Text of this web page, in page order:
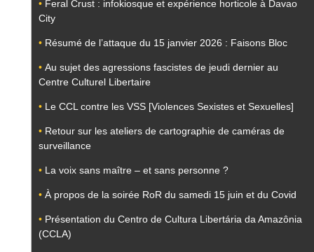
• Feral Crust : infokiosque et expérience horticole à Davao
City
• Résumé de l’attaque du 15 janvier 2026 : Faisons Bloc
• Au sujet des agressions fascistes de jeudi dernier au
Centre Culturel Libertaire
• Le CCL contre les VSS [Violences Sexistes et Sexuelles]
• Retour sur les ateliers de cartographie de caméras de
surveillance
• La voix sans maître – et sans personne ?
• À propos de la soirée RoR du samedi 15 juin et du Covid
• Présentation du Centro de Cultura Libertária da Amazônia
(CCLA)